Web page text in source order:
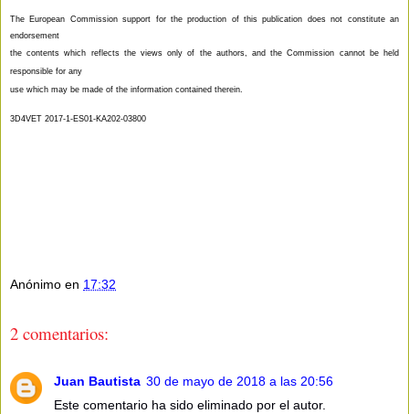
The European Commission support for the production of this publication does not constitute an
endorsement
the contents which reflects the views only of the authors, and the Commission cannot be held
responsi­ble for any
use which may be made of the information contained therein.
3D4VET 2017‐1‐ES01‐KA202‐03800
Anónimo en 17:32
2 comentarios:
Juan Bautista 30 de mayo de 2018 a las 20:56
Este comentario ha sido eliminado por el autor.